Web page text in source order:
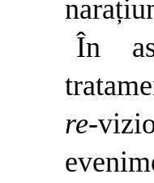
În
re-